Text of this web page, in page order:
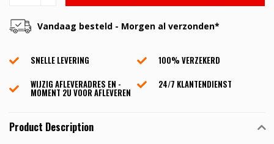
Vandaag besteld - Morgen al verzonden*
SNELLE LEVERING
100% VERZEKERD
WIJZIG AFLEVERADRES EN -
MOMENT 2U VOOR AFLEVEREN
24/7 KLANTENDIENST
Product Description